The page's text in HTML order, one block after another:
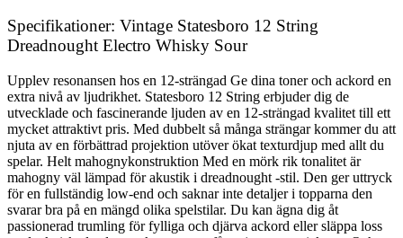
Specifikationer: Vintage Statesboro 12 String
Dreadnought Electro Whisky Sour
Upplev resonansen hos en 12-strängad Ge dina toner och ackord en
extra nivå av ljudrikhet. Statesboro 12 String erbjuder dig de
utvecklade och fascinerande ljuden av en 12-strängad kvalitet till ett
mycket attraktivt pris. Med dubbelt så många strängar kommer du att
njuta av en förbättrad projektion utöver ökat texturdjup med allt du
spelar. Helt mahognykonstruktion Med en mörk rik tonalitet är
mahogny väl lämpad för akustik i dreadnought -stil. Den ger uttryck
för en fullständig low-end och saknar inte detaljer i topparna den
svarar bra på en mängd olika spelstilar. Du kan ägna dig åt
passionerad trumling för fylliga och djärva ackord eller släppa loss